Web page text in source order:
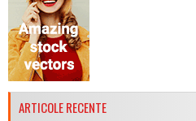
ARTICOLE RECENTE